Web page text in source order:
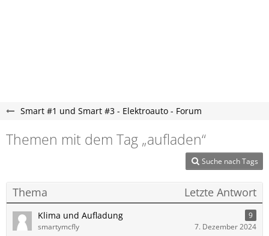
Smart #1 und Smart #3 - Elektroauto - Forum
Themen mit dem Tag „aufladen“
Suche nach Tags
Thema Letzte Antwort
Klima und Aufladung
9
smartymcfly
7. Dezember 2024